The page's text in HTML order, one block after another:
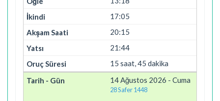
17:05
20:15
21:44
15 saat, 45 dakika
14 Ağustos 2026 - Cuma
28 Safer 1448